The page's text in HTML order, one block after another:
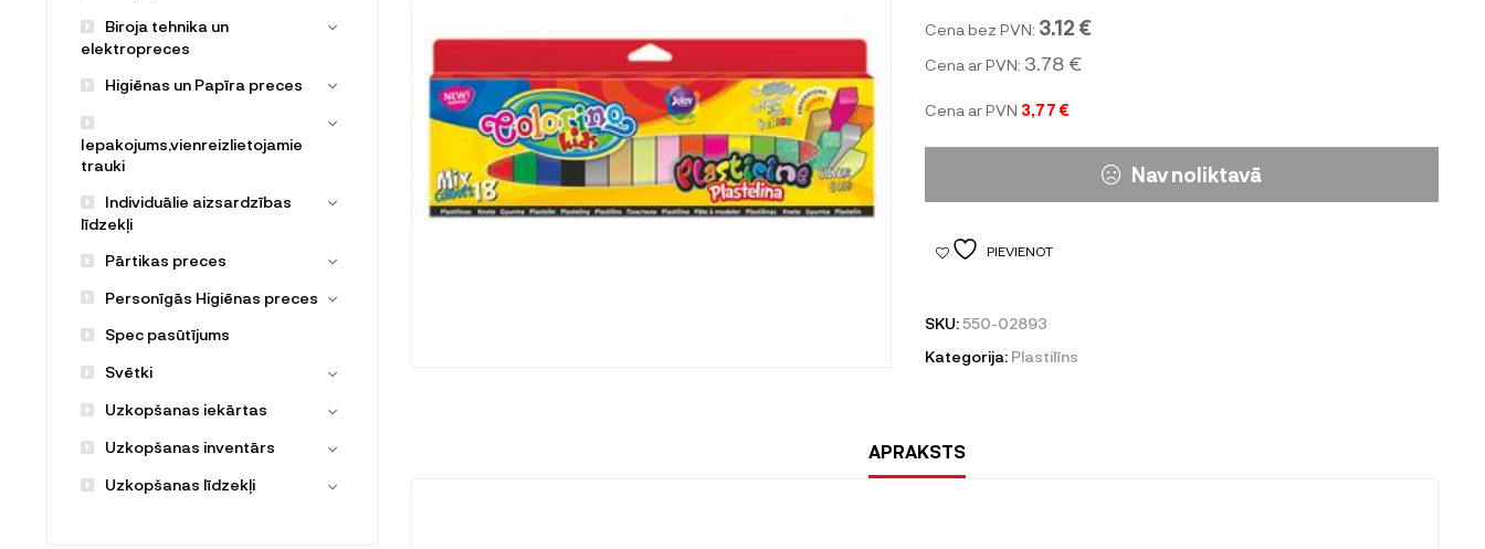
Cena bez PVN: 3.12 €
Cena ar PVN: 3.78 €
Cena ar PVN 3,77 €
Nav noliktavā
PIEVIENOT
SKU:550-02893
Kategorija: Plastilīns
APRAKSTS
Biroja tehnika un
elektropreces
Higiēnas un Papīra preces
Iepakojums,vienreizlietojamie
trauki
Individuālie aizsardzības
līdzekļi
Pārtikas preces
Personīgās Higiēnas preces
Spec pasūtījums
Svētki
Uzkopšanas iekārtas
Uzkopšanas inventārs
Uzkopšanas līdzekļi